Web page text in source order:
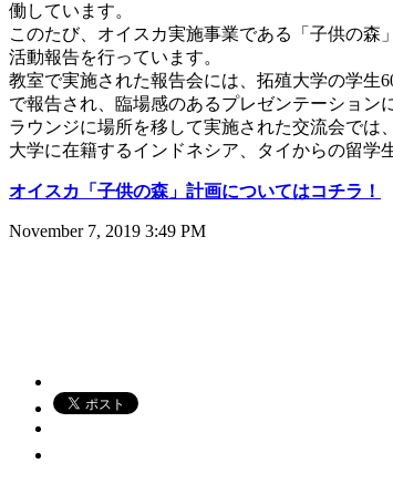
働しています。
このたび、オイスカ実施事業である「子供の
活動報告を行っています。
教室で実施された報告会には、拓殖大学の学生
で報告され、臨場感のあるプレゼンテーション
ラウンジに場所を移して実施された交流会で
大学に在籍するインドネシア、タイからの留学
オイスカ「子供の森」計画についてはコチラ！
November 7, 2019 3:49 PM